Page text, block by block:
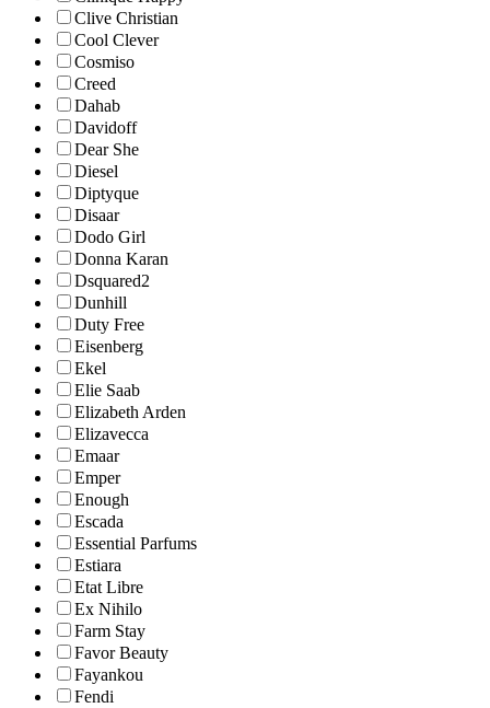
Clive Christian
Cool Clever
Cosmiso
Creed
Dahab
Davidoff
Dear She
Diesel
Diptyque
Disaar
Dodo Girl
Donna Karan
Dsquared2
Dunhill
Duty Free
Eisenberg
Ekel
Elie Saab
Elizabeth Arden
Elizavecca
Emaar
Emper
Enough
Escada
Essential Parfums
Estiara
Etat Libre
Ex Nihilo
Farm Stay
Favor Beauty
Fayankou
Fendi